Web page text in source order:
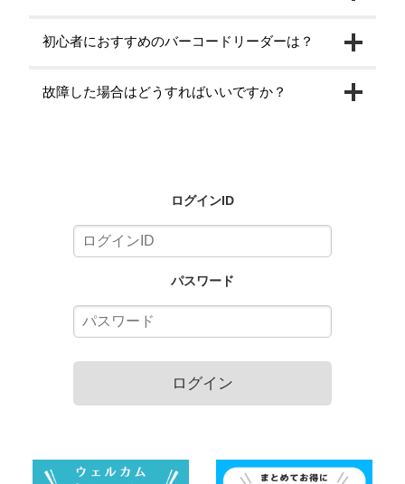
初心者におすすめのバーコードリーダーは？
故障した場合はどうすればいいですか？
ログインID
パスワード
ログイン